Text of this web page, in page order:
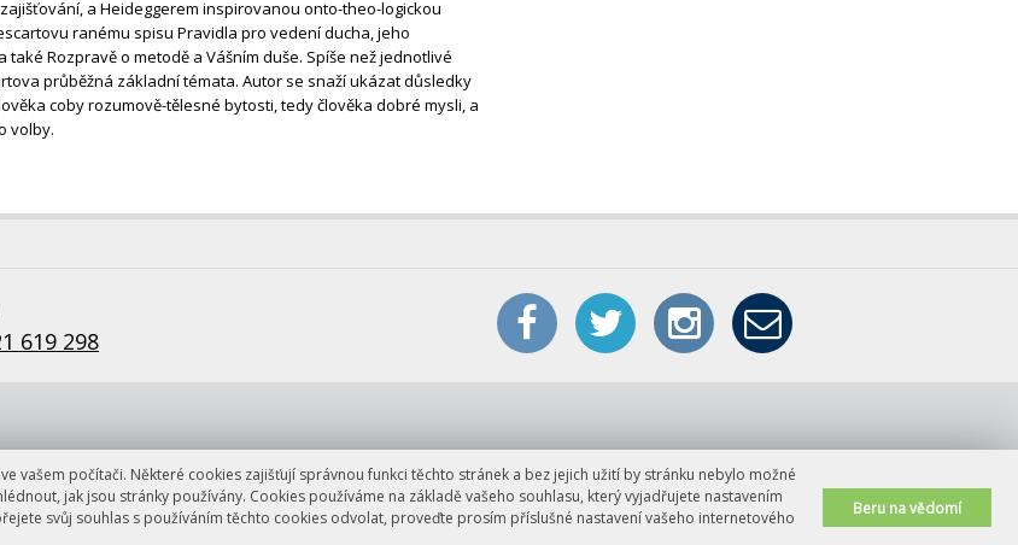
počítači. Některé cookies zajišťují správnou funkci těchto stránek a bez jejich užití by stránku nebylo možné
jak jsou stránky používány. Cookies používáme na základě vašeho souhlasu, který vyjadřujete nastavením
svůj souhlas s používáním těchto cookies odvolat, proveďte prosím příslušné nastavení vašeho internetového
Beru na vědomí
a Heideggerem inspirovanou onto-theo-logickou
ranému spisu Pravidla pro vedení ducha, jeho
Rozpravě o metodě a Vášním duše. Spíše než jednotlivé
průběžná základní témata. Autor se snaží ukázat důsledky
coby rozumově-tělesné bytosti, tedy člověka dobré mysli, a
volby.
619 298